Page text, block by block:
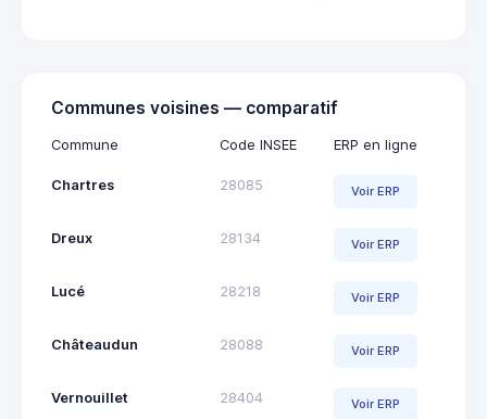
Communes voisines — comparatif
Commune Code INSEE ERP en ligne
Chartres 28085 Voir ERP
Dreux 28134 Voir ERP
Lucé 28218 Voir ERP
Châteaudun 28088 Voir ERP
Vernouillet 28404 Voir ERP